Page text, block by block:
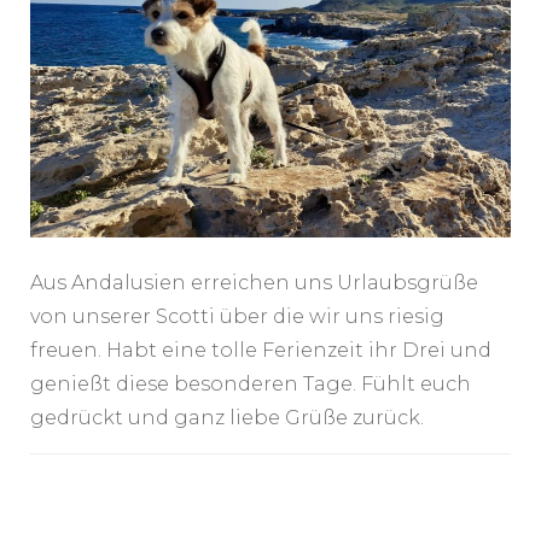
Aus Andalusien erreichen uns Urlaubsgrüße
von unserer Scotti über die wir uns riesig
freuen. Habt eine tolle Ferienzeit ihr Drei und
genießt diese besonderen Tage. Fühlt euch
gedrückt und ganz liebe Grüße zurück.